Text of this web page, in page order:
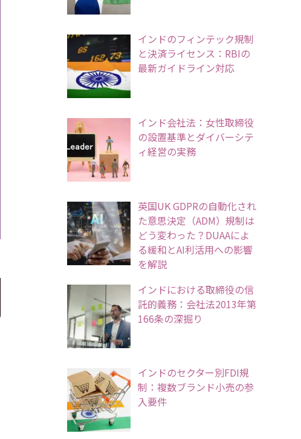
インドのフィンテック規制
と決済ライセンス：RBIの
最新ガイドライン対応
インド会社法：女性取締役
の設置基準とダイバーシテ
ィ経営の実務
英国UK GDPRの自動化され
た意思決定（ADM）規制は
どう変わった？DUAAによ
る緩和とAI利活用への影響
を解説
インドにおける取締役の信
託的義務：会社法2013年第
166条の深掘り
インドのセクター別FDI規
制：複数ブランド小売の参
入要件